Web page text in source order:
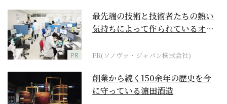
PR
最先端の技術と技術者たちの熱い
気持ちによって作られているオー
PR(ソノヴァ・ジャパン株式会社)
創業から続く150余年の歴史を今
に守っている濵田酒造